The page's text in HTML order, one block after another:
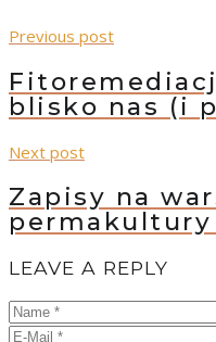
Previous post
blisko nas (i
Next post
Zapisy na
permakultury
LEAVE A REPLY